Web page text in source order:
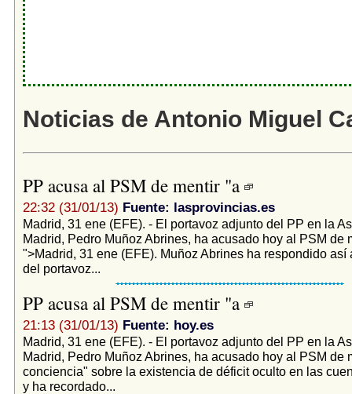
Noticias de Antonio Miguel
PP acusa al PSM de mentir "a
22:32 (31/01/13) Fuente: lasprovincias.es
Madrid, 31 ene (EFE). - El portavoz adjunto del PP en la
Madrid, Pedro Muñoz Abrines, ha acusado hoy al PSM de
">Madrid, 31 ene (EFE). Muñoz Abrines ha respondido así
del portavoz...
PP acusa al PSM de mentir "a
21:13 (31/01/13) Fuente: hoy.es
Madrid, 31 ene (EFE). - El portavoz adjunto del PP en la
Madrid, Pedro Muñoz Abrines, ha acusado hoy al PSM de
conciencia" sobre la existencia de déficit oculto en las
y ha recordado...